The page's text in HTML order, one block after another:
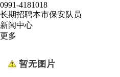
0991-4181018
长期招聘本市保安队员
新闻中心
更多